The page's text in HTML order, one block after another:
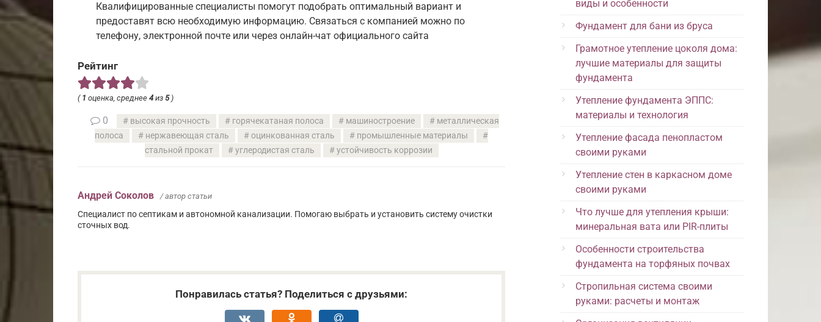
Квалифицированные специалисты помогут подобрать оптимальный вариант и
предоставят всю необходимую информацию. Связаться с компанией можно по
телефону, электронной почте или через онлайн-чат официального сайта
Рейтинг
( 1 оценка, среднее 4 из 5)
0 высокая прочность горячекатаная полоса машиностроение
металлическая
полоса
нержавеющая сталь оцинкованная сталь
промышленные материалы
стальной прокат
углеродистая сталь устойчивость коррозии
Андрей Соколов / автор статьи
Специалист по септикам и автономной канализации. Помогаю выбрать и установить систему очистки
сточных вод.
Понравилась статья? Поделиться с друзьями:
виды и особенности
Фундамент для бани из бруса
Грамотное утепление цоколя дома:
лучшие материалы для защиты
фундамента
Утепление фундамента ЭППС:
материалы и технология
Утепление фасада пенопластом
своими руками
Утепление стен в каркасном доме
своими руками
Что лучше для утепления крыши:
минеральная вата или PIR-плиты
Особенности строительства
фундамента на торфяных почвах
Стропильная система своими
руками: расчеты и монтаж